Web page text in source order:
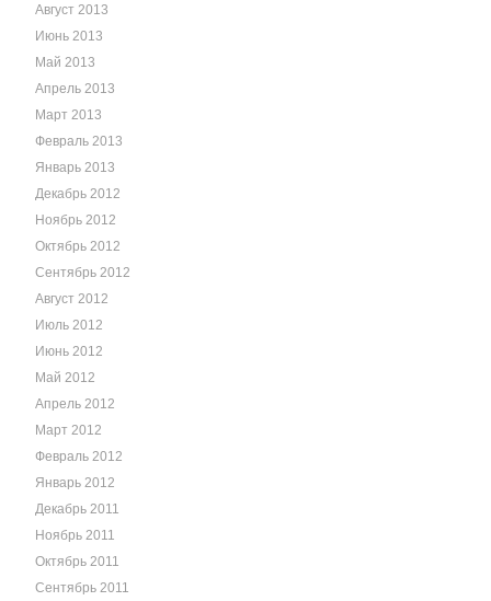
Август 2013
Июнь 2013
Май 2013
Апрель 2013
Март 2013
Февраль 2013
Январь 2013
Декабрь 2012
Ноябрь 2012
Октябрь 2012
Сентябрь 2012
Август 2012
Июль 2012
Июнь 2012
Май 2012
Апрель 2012
Март 2012
Февраль 2012
Январь 2012
Декабрь 2011
Ноябрь 2011
Октябрь 2011
Сентябрь 2011